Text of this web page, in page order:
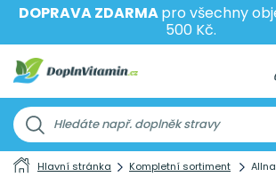
DOPRAVA ZDARMApro všechny
500 Kč.
Hlavní stránka Kompletní sortiment